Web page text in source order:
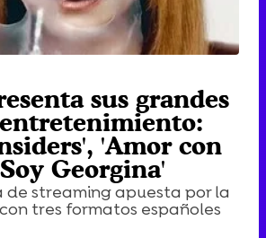
sus grandes
entretenimiento:
'Amor con
Georgina'
streaming apuesta por la
tres formatos españoles